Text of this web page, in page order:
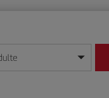
année